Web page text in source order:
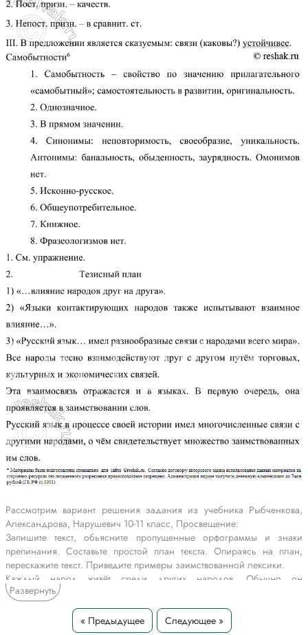
Рассмотрим вариант решения задания из учебника Рыбченкова,
Александрова, Нарушевич 10-11 класс, Просвещение:
Запишите текст, обьясните пропущенные орфограммы и знаки
препинания. Составьте простой план текста. Опираясь на план,
перескажите текст. Приведите примеры заимствованной лексики.
Каждый народ живёт среди других народов. Обычно он
поддерживает с ними многообразные связи торговые (иромышлен-
но)экономические культурные. Следств..е этих связей влияние
народов друг на друга. Чем устойчивее и длительнее связи тем
Развернуть
« Предыдущее Следующее »